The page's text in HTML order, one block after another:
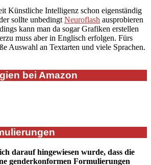
Künstliche Intelligenz schon eigenständig
sollte unbedingtNeuroflash ausprobieren
kann man da sogar Grafiken erstellen
muss aber in Englisch erfolgen. Fürs
Auswahl an Textarten und viele Sprachen.
bei Amazon
darauf hingewiesen wurde, dass die
genderkonformen Formulierungen